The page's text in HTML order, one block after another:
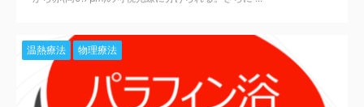
温熱療法 物理療法